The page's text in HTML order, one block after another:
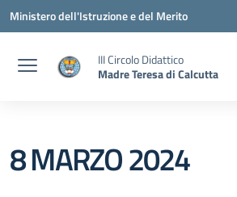
Vai ai contenuti
Vai al menu di navigazione
Vai al footer
Ministero dell'Istruzione e del Merito
III Circolo Didattico
Madre Teresa di Calcutta
8 MARZO 2024